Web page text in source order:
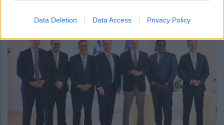
Data Deletion Data Access Privacy Policy